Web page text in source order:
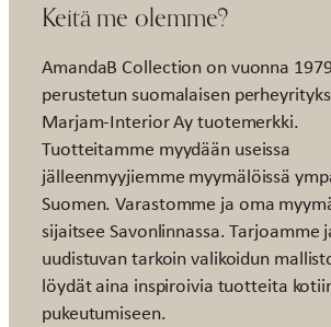
Keitä me olemme?
AmandaB Collection on vuonna
perustetun suomalaisen
Marjam-Interior Ay tuotemerkki.
Tuotteitamme myydään useissa
jälleenmyyjiemme myymälöissä
Suomen. Varastomme ja oma
sijaitsee Savonlinnassa. Tarjoamme
uudistuvan tarkoin valikoidun
löydät aina inspiroivia tuotteita
pukeutumiseen.